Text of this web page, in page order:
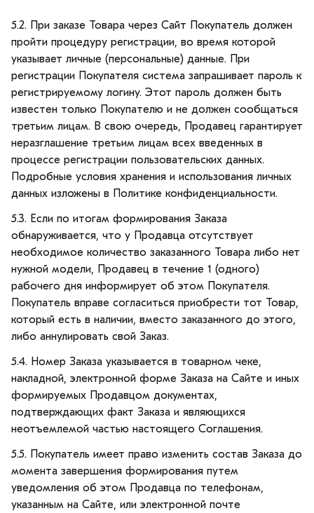
5.2. При заказе Товара через Сайт Покупатель должен
пройти процедуру регистрации, во время которой
указывает личные (персональные) данные. При
регистрации Покупателя система запрашивает пароль к
регистрируемому логину. Этот пароль должен быть
известен только Покупателю и не должен сообщаться
третьим лицам. В свою очередь, Продавец гарантирует
неразглашение третьим лицам всех введенных в
процессе регистрации пользовательских данных.
Подробные условия хранения и использования личных
данных изложены в Политике конфиденциальности.
5.3. Если по итогам формирования Заказа
обнаруживается, что у Продавца отсутствует
необходимое количество заказанного Товара либо нет
нужной модели, Продавец в течение 1 (одного)
рабочего дня информирует об этом Покупателя.
Покупатель вправе согласиться приобрести тот Товар,
который есть в наличии, вместо заказанного до этого,
либо аннулировать свой Заказ.
5.4. Номер Заказа указывается в товарном чеке,
накладной, электронной форме Заказа на Сайте и иных
формируемых Продавцом документах,
подтверждающих факт Заказа и являющихся
неотъемлемой частью настоящего Соглашения.
5.5. Покупатель имеет право изменить состав Заказа до
момента завершения формирования путем
уведомления об этом Продавца по телефонам,
указанным на Сайте, или электронной почте